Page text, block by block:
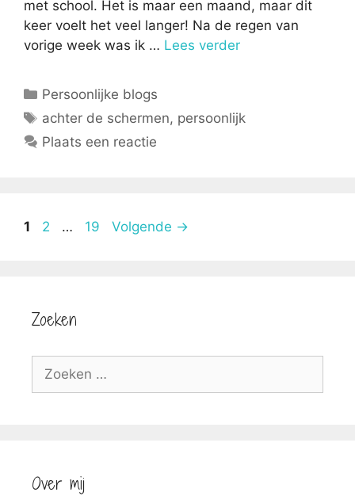
met school. Het is maar een maand, maar dit
keer voelt het veel langer! Na de regen van
vorige week was ik … Lees verder
Categorieën
Persoonlijke blogs
Tags
achter de schermen, persoonlijk
Plaats een reactie
Pagina
1 Pagina
2 … Pagina
19 Volgende →
Zoeken
Zoek
Over mij